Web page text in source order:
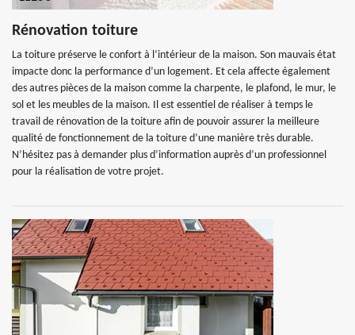
Rénovation toiture
La toiture préserve le confort à l’intérieur de la maison. Son mauvais état
impacte donc la performance d’un logement. Et cela affecte également
des autres pièces de la maison comme la charpente, le plafond, le mur, le
sol et les meubles de la maison. Il est essentiel de réaliser à temps le
travail de rénovation de la toiture afin de pouvoir assurer la meilleure
qualité de fonctionnement de la toiture d’une manière très durable.
N’hésitez pas à demander plus d’information auprès d’un professionnel
pour la réalisation de votre projet.